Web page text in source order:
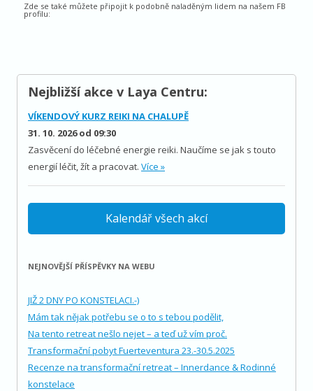
Zde se také můžete připojit k podobně naladěným lidem na našem FB
profilu:
Nejbližší akce v Laya Centru:
VÍKENDOVÝ KURZ REIKI NA CHALUPĚ
31. 10. 2026 od 09:30
Zasvěcení do léčebné energie reiki. Naučíme se jak s touto
energií léčit, žít a pracovat. Více »
Kalendář všech akcí
NEJNOVĚJŠÍ PŘÍSPĚVKY NA WEBU
JIŽ 2 DNY PO KONSTELACI.-)
Mám tak nějak potřebu se o to s tebou podělit,
Na tento retreat nešlo nejet – a teď už vím proč.
Transformační pobyt Fuerteventura 23.-30.5.2025
Recenze na transformační retreat – Innerdance & Rodinné
konstelace